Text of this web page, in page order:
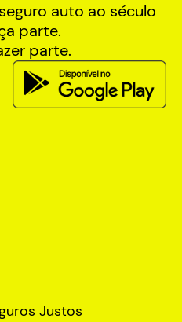
auto ao século
parte.
parte.
Justos